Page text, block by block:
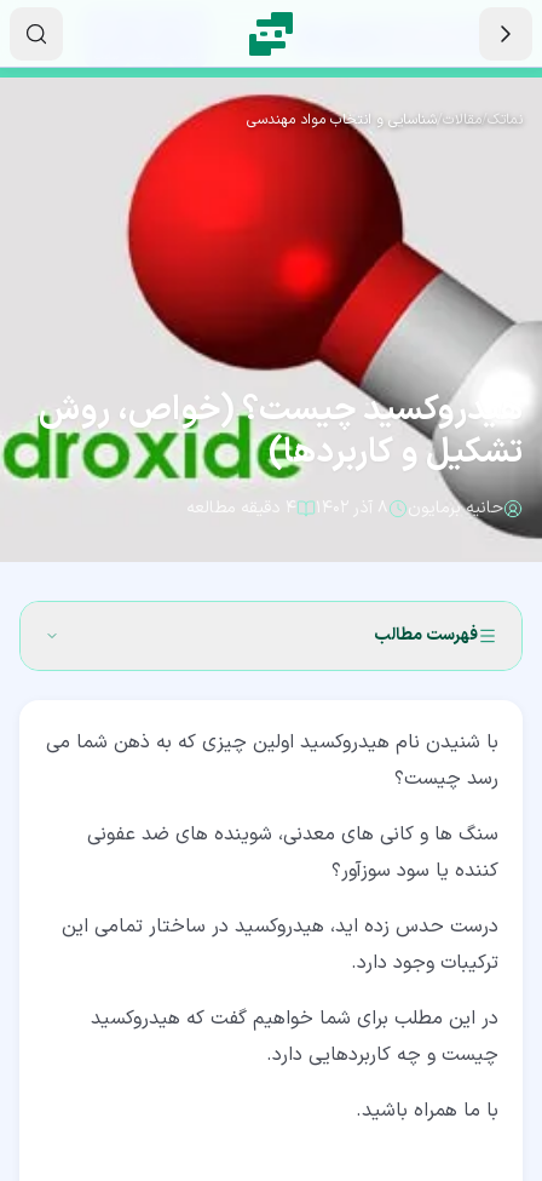
نماتک/مقالات/شناسایی و انتخاب مواد مهندسی
هیدروکسید چیست؟ (خواص، روش
تشکیل و کاربردها)
حانیه برمایون ۸ آذر ۱۴۰۲ ۴ دقیقه مطالعه
فهرست مطالب
۶‏- سوالات متداول درباره هیدروکسید
با شنیدن نام هیدروکسید اولین چیزی که به ذهن شما می
رسد چیست؟
سنگ ها و کانی های معدنی، شوینده های ضد عفونی
کننده یا سود سوزآور؟
درست حدس زده اید، هیدروکسید در ساختار تمامی این
ترکیبات وجود دارد.
در این مطلب برای شما خواهیم گفت که هیدروکسید
چیست و چه کاربردهایی دارد.
با ما همراه باشید.